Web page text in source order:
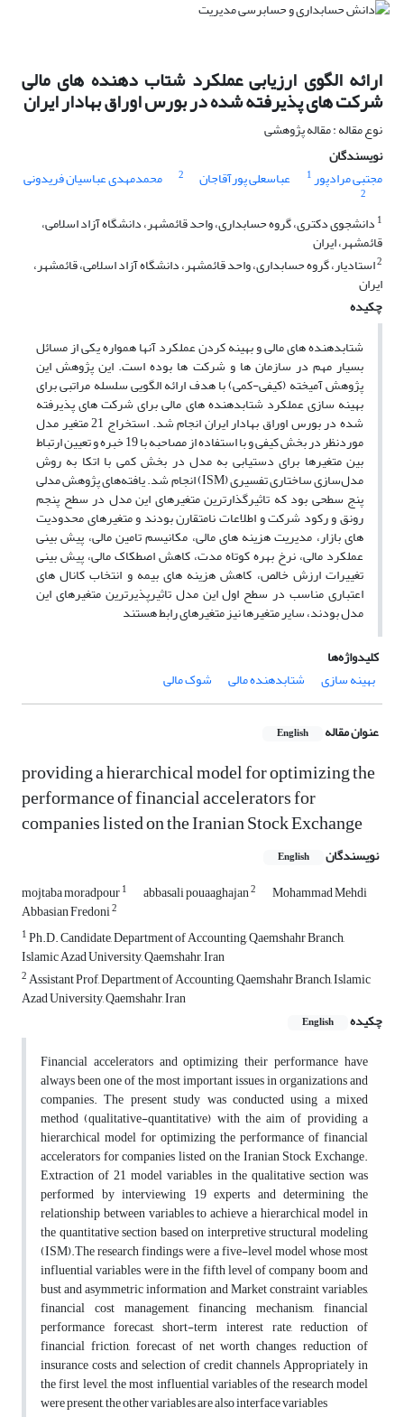
ارائه الگوی ارزیابی عملکرد شتاب دهنده های مالی
شرکت های پذیرفته شده در بورس اوراق بهادار ایران
نوع مقاله : مقاله پژوهشی
نویسندگان
مجتبی مرادپور1 عباسعلی پورآقاجان 2 محمدمهدی عباسیان فریدونی
2
1 دانشجوی دکتری، گروه حسابداری، واحد قائمشهر، دانشگاه آزاد اسلامی،
قائمشهر، ایران
2استادیار، گروه حسابداری، واحد قائمشهر، دانشگاه آزاد اسلامی، قائمشهر،
ایران
چکیده
شتابدهنده های مالی و بهینه کردن عملکرد آنها همواره یکی از مسائل
بسیار مهم در سازمان ها و شرکت ها بوده است. این پژوهش این
پژوهش آمیخته (کیفی-کمی) با هدف ارائه الگویی سلسله مراتبی برای
بهینه سازی عملکرد شتابدهنده های مالی برای شرکت های پذیرفته
شده در بورس اوراق بهادار ایران انجام شد. استخراج 21 متغیر مدل
موردنظر در بخش کیفی و با استفاده از مصاحبه با 19 خبره و تعیین ارتباط
بین متغیرها برای دستیابی به مدل در بخش کمی با اتکا به روش
مدل‌سازی ساختاری تفسیری (ISM) انجام شد. یافته‌های پژوهش مدلی
پنج سطحی بود که تاثیرگذارترین متغیرهای این مدل در سطح پنجم
رونق و رکود شرکت و اطلاعات نامتقارن بودند و متغیرهای محدودیت
های بازار، مدیریت هزینه های مالی، مکانیسم تامین مالی، پیش بینی
عملکرد مالی، نرخ بهره کوتاه مدت، کاهش اصطکاک مالی، پیش بینی
تغییرات ارزش خالص، کاهش هزینه های بیمه و انتخاب کانال های
اعتباری مناسب در سطح اول این مدل تاثیرپذیرترین متغیرهای این
مدل بودند، سایر متغیرها نیز متغیرهای رابط هستند
کلیدواژه‌ها
بهینه سازی
شتابدهنده مالی شوک مالی
عنوان مقاله English
providing a hierarchical model for optimizing the
performance of financial accelerators for
companies listed on the Iranian Stock Exchange
نویسندگان English
mojtaba moradpour1 abbasali pouaaghajan2 Mohammad Mehdi
Abbasian Fredoni2
1Ph.D. Candidate, Department of Accounting, Qaemshahr Branch,
Islamic Azad University, Qaemshahr, Iran
2Assistant Prof, Department of Accounting, Qaemshahr Branch, Islamic
Azad University, Qaemshahr, Iran
چکیده
English
Financial accelerators and optimizing their performance have
always been one of the most important issues in organizations and
companies. The present study was conducted using a mixed
method (qualitative-quantitative) with the aim of providing a
hierarchical model for optimizing the performance of financial
accelerators for companies listed on the Iranian Stock Exchange.
Extraction of 21 model variables in the qualitative section was
performed by interviewing 19 experts and determining the
relationship between variables to achieve a hierarchical model in
the quantitative section based on interpretive structural modeling
(ISM).The research findings were a five-level model whose most
influential variables were in the fifth level of company boom and
bust and asymmetric information and Market constraint variables,
financial cost management, financing mechanism, financial
performance forecast, short-term interest rate, reduction of
financial friction, forecast of net worth changes, reduction of
insurance costs and selection of credit channels Appropriately in
the first level, the most influential variables of the research model
were present, the other variables are also interface variables